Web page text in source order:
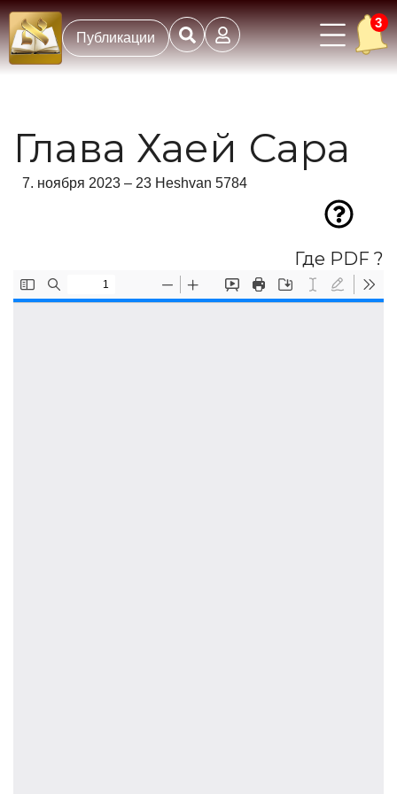
Публикации
3
Глава Хаей Сара
7. ноября 2023 – 23 Heshvan 5784
Где PDF ?